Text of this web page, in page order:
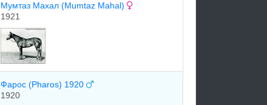
Мумтаз Махал (Mumtaz Mahal)
1921
Фарос (Pharos) 1920
1920